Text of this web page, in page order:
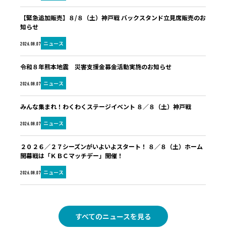
2026.08.07 ニュース
【緊急追加販売】８/８（土）神戸戦 バックスタンド立見席販売のお
知らせ
2026.08.07 ニュース
令和８年熊本地震 災害支援金募金活動実施のお知らせ
2026.08.07 ニュース
みんな集まれ！わくわくステージイベント ８／８（土）神戸戦
2026.08.07 ニュース
２０２６／２７シーズンがいよいよスタート！ ８／８（土）ホーム
開幕戦は「ＫＢＣマッチデー」開催！
すべてのニュースを見る